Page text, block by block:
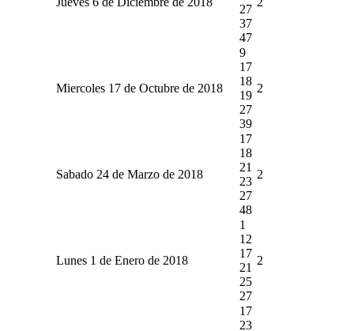
27
37
47
Miercoles 17 de Octubre de 2018
9
17
18
19
27
39
2
Sabado 24 de Marzo de 2018
17
18
21
23
27
48
2
Lunes 1 de Enero de 2018
1
12
17
21
25
27
2
17
23